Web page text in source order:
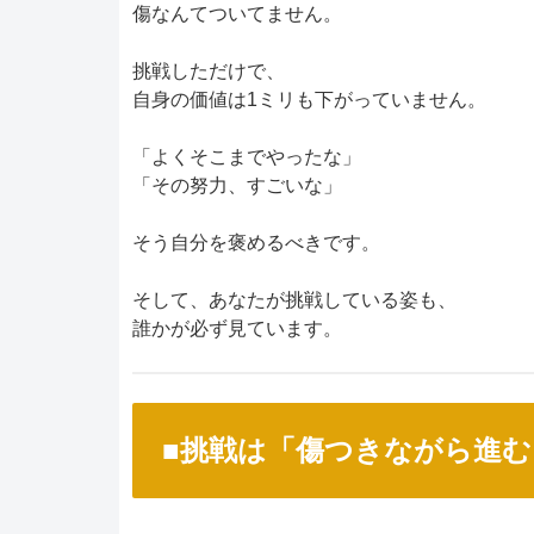
傷なんてついてません。
挑戦しただけで、
自身の価値は1ミリも下がっていません。
「よくそこまでやったな」
「その努力、すごいな」
そう自分を褒めるべきです。
そして、あなたが挑戦している姿も、
誰かが必ず見ています。
■挑戦は「傷つきながら進